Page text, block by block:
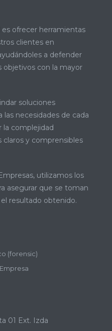
ofrecer herramientas
clientes en
a defender
objetivos con la mayor
soluciones
las necesidades de cada
la complejidad
y comprensibles
utilizamos los
asegurar que se toman
resultado obtenido.
(forensic)
01 Ext. Izda